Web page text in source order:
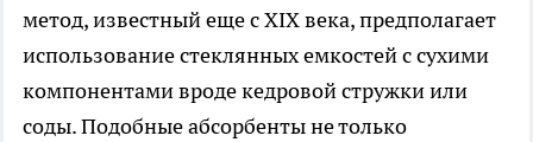
метод, известный еще с XIX века, предполагает
использование стеклянных емкостей с сухими
компонентами вроде кедровой стружки или
соды. Подобные абсорбенты не только